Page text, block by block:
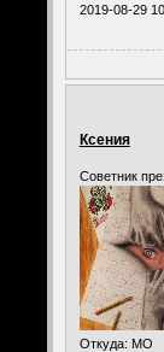
2019-08-29
Ксения
Советник
Откуда: МО